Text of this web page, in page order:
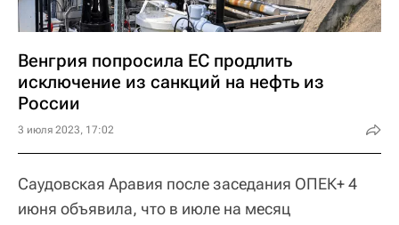
Венгрия попросила ЕС продлить
исключение из санкций на нефть из
России
3 июля 2023, 17:02
Саудовская Аравия после заседания ОПЕК+ 4
июня объявила, что в июле на месяц